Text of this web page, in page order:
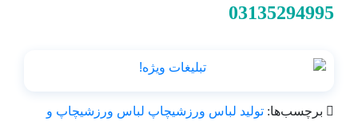
03135294995
برچسب‌ها: تولید لباس ورزشیچاپ لباس ورزشیچاپ و